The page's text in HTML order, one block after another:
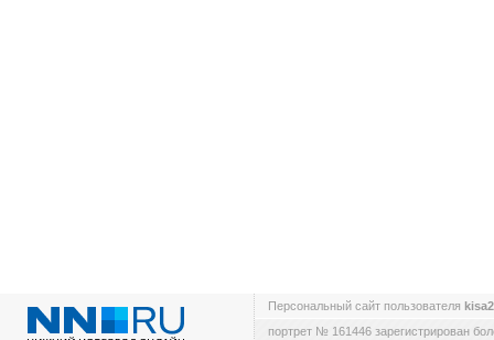
Персональный сайт пользователя
портрет № 161446 зарегистрирован